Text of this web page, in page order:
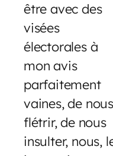
être avec des
visées
électorales à
mon avis
parfaitement
vaines, de nous
flétrir, de nous
insulter, nous,